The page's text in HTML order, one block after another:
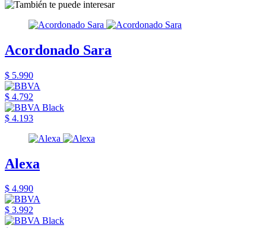
Acordonado Sara
$ 5.990
$ 4.792
$ 4.193
Alexa
$ 4.990
$ 3.992